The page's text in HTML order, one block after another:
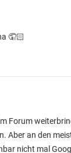
🤦🏻
Forum
Aber an den
nicht mal